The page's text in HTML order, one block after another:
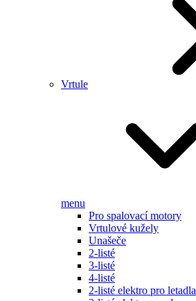
Vrtule
menu
Pro spalovací motory
Vrtulové kužely
Unašeče
2-listé
3-listé
4-listé
2-listé elektro pro letadla